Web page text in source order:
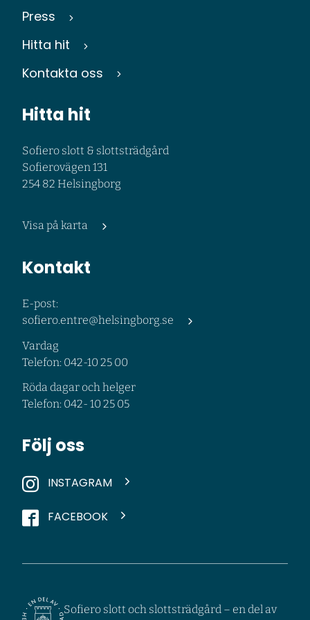
Press
Hitta hit
Kontakta oss
Hitta hit
Sofiero slott & slottsträdgård
Sofierovägen 131
254 82 Helsingborg
Visa på karta
Kontakt
E-post:
sofiero.entre@helsingborg.se
Vardag
Telefon: 042-10 25 00
Röda dagar och helger
Telefon: 042- 10 25 05
Följ oss
INSTAGRAM
FACEBOOK
Sofiero slott och slottsträdgård – en del av